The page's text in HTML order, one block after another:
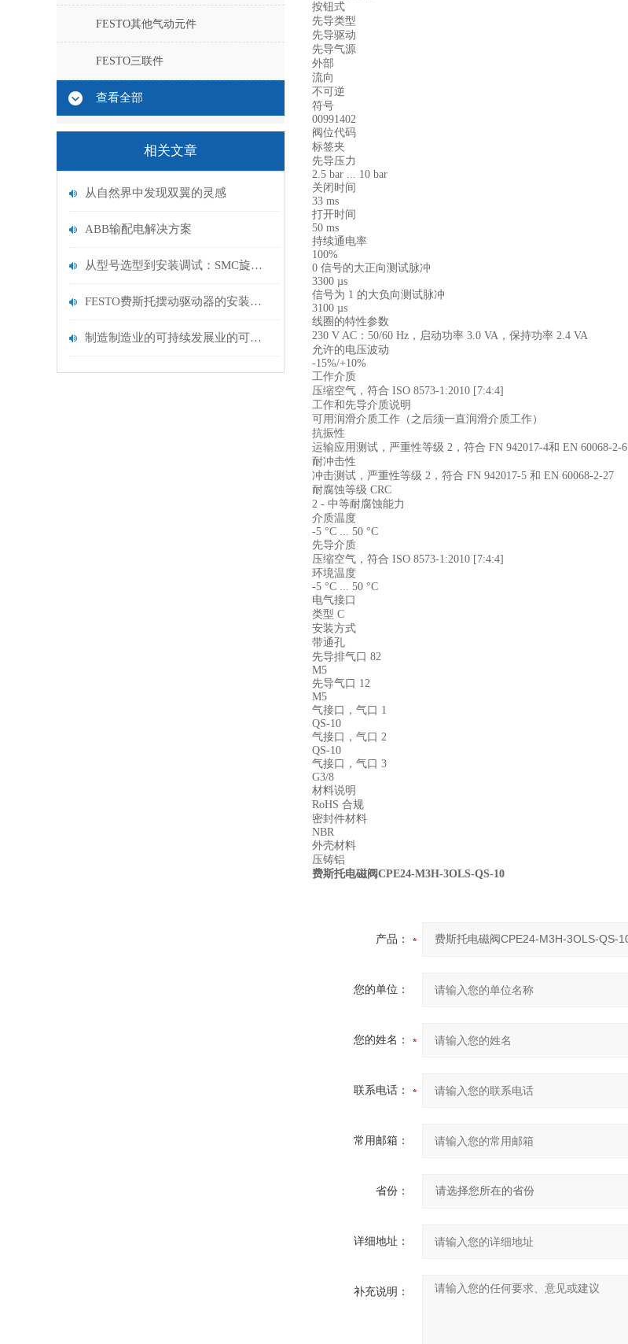
FESTO其他气动元件
FESTO三联件
查看全部
相关文章
从自然界中发现双翼的灵感
ABB输配电解决方案
从型号选型到安装调试：SMC旋转气缸常见规格与气动系统配套要点
FESTO费斯托摆动驱动器的安装与调试指南：从机械固定到气路连接的关键步骤
制造制造业的可持续发展业的可持续发展
按钮式
先导类型
先导驱动
先导气源
外部
流向
不可逆
符号
00991402
阀位代码
标签夹
先导压力
2.5 bar ... 10 bar
关闭时间
33 ms
打开时间
50 ms
持续通电率
100%
0 信号的大正向测试脉冲
3300 µs
信号为 1 的大负向测试脉冲
3100 µs
线圈的特性参数
230 V AC：50/60 Hz，启动功率 3.0 VA，保持功率 2.4 VA
允许的电压波动
-15%/+10%
工作介质
压缩空气，符合 ISO 8573-1:2010 [7:4:4]
工作和先导介质说明
可用润滑介质工作（之后须一直润滑介质工作）
抗振性
运输应用测试，严重性等级 2，符合 FN 942017-4和 EN 60068-2-6
耐冲击性
冲击测试，严重性等级 2，符合 FN 942017-5 和 EN 60068-2-27
耐腐蚀等级 CRC
2 - 中等耐腐蚀能力
介质温度
-5 °C ... 50 °C
先导介质
压缩空气，符合 ISO 8573-1:2010 [7:4:4]
环境温度
-5 °C ... 50 °C
电气接口
类型 C
安装方式
带通孔
先导排气口 82
M5
先导气口 12
M5
气接口，气口 1
QS-10
气接口，气口 2
QS-10
气接口，气口 3
G3/8
材料说明
RoHS 合规
密封件材料
NBR
外壳材料
压铸铝
费斯托电磁阀CPE24-M3H-3OLS-QS-10
产品：
您的单位：
您的姓名：
联系电话：
常用邮箱：
省份：
详细地址：
补充说明：